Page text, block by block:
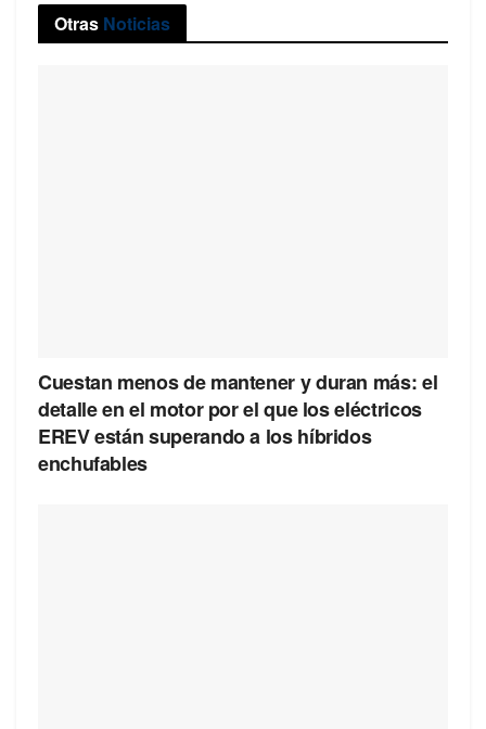
Otras Noticias
Cuestan menos de mantener y duran más: el
detalle en el motor por el que los eléctricos
EREV están superando a los híbridos
enchufables